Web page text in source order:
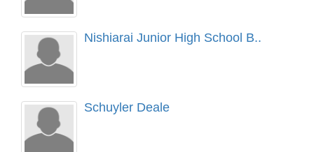
Nishiarai Junior High School B..
Schuyler Deale